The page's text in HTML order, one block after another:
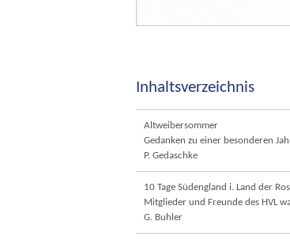
Inhaltsverzeichnis
Altweibersommer
Gedanken zu einer besonderen
P. Gedaschke
10 Tage Südengland i. Land der
Mitglieder und Freunde des HVL
G. Buhler